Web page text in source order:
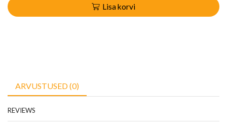
Lisa korvi
ARVUSTUSED (0)
REVIEWS